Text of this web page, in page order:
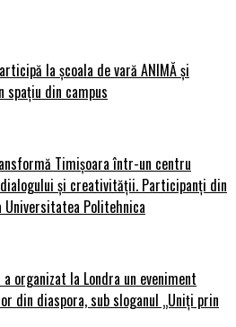
la școala de vară ANIMĂ și
spațiu din campus
Timișoara într-un centru
și creativității. Participanți din
Politehnica
a organizat la Londra un eveniment
din diaspora, sub sloganul „Uniți prin